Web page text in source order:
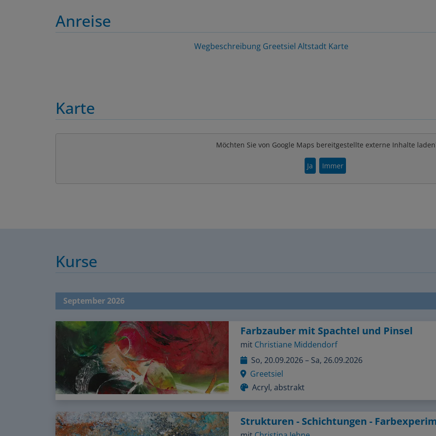
Anreise
Wegbeschreibung Greetsiel Altstadt Karte
Karte
Möchten Sie von Google Maps bereitgestellte externe Inhalte
Ja Immer
Kurse
September 2026
Farbzauber mit Spachtel und Pinsel
mit Christiane Middendorf
So, 20.09.2026 – Sa, 26.09.2026
Greetsiel
Acryl, abstrakt
Strukturen - Schichtungen -
mit Christina Jehne